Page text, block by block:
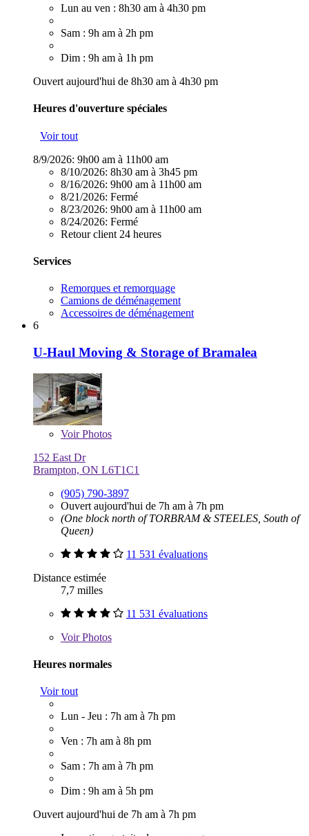
Lun au ven : 8h30 am à 4h30 pm
Sam : 9h am à 2h pm
Dim : 9h am à 1h pm
Ouvert aujourd'hui de 8h30 am à 4h30 pm
Heures d'ouverture spéciales
Voir tout
8/9/2026: 9h00 am à 11h00 am
8/10/2026: 8h30 am à 3h45 pm
8/16/2026: 9h00 am à 11h00 am
8/21/2026: Fermé
8/23/2026: 9h00 am à 11h00 am
8/24/2026: Fermé
Retour client 24 heures
Services
Remorques et remorquage
Camions de déménagement
Accessoires de déménagement
6
U-Haul Moving & Storage of Bramalea
VoirPhotos
152 East Dr
Brampton, ON L6T1C1
(905) 790-3897
Ouvert aujourd'hui de 7h am à 7h pm
(One block north of TORBRAM & STEELES, South of
Queen)
11 531 évaluations
Distance estimée
7,7 milles
11 531 évaluations
VoirPhotos
Heures normales
Voir tout
Lun - Jeu : 7h am à 7h pm
Ven : 7h am à 8h pm
Sam : 7h am à 7h pm
Dim : 9h am à 5h pm
Ouvert aujourd'hui de 7h am à 7h pm